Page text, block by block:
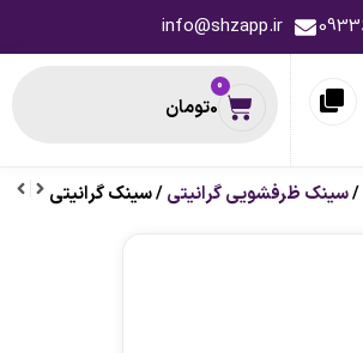
info@shzapp.ir
0تومان
0
/سینک ظرفشویی گرانیتی/ سینک گرانیتی